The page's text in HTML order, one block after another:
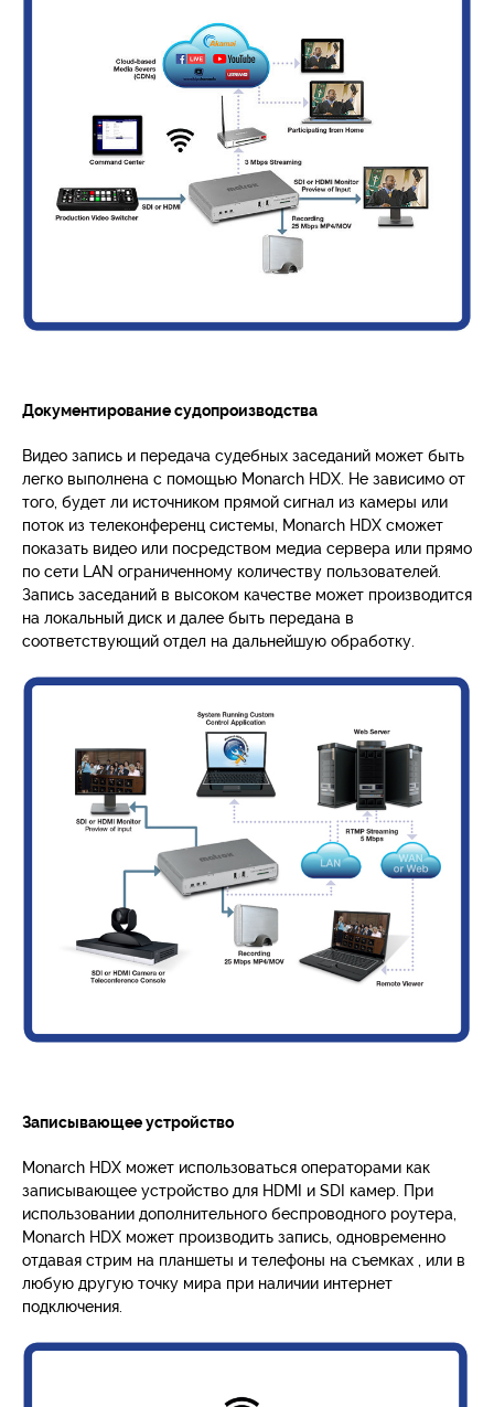
Документирование судопроизводства
Видео запись и передача судебных заседаний может быть
легко выполнена с помощью Monarch HDX. Не зависимо от
того, будет ли источником прямой сигнал из камеры или
поток из телеконференц системы, Monarch HDX сможет
показать видео или посредством медиа сервера или прямо
по сети LAN ограниченному количеству пользователей.
Запись заседаний в высоком качестве может производится
на локальный диск и далее быть передана в
соответствующий отдел на дальнейшую обработку.
Записывающее устройство
Monarch HDX может использоваться операторами как
записывающее устройство для HDMI и SDI камер. При
использовании дополнительного беспроводного роутера,
Monarch HDX может производить запись, одновременно
отдавая стрим на планшеты и телефоны на съемках , или в
любую другую точку мира при наличии интернет
подключения.